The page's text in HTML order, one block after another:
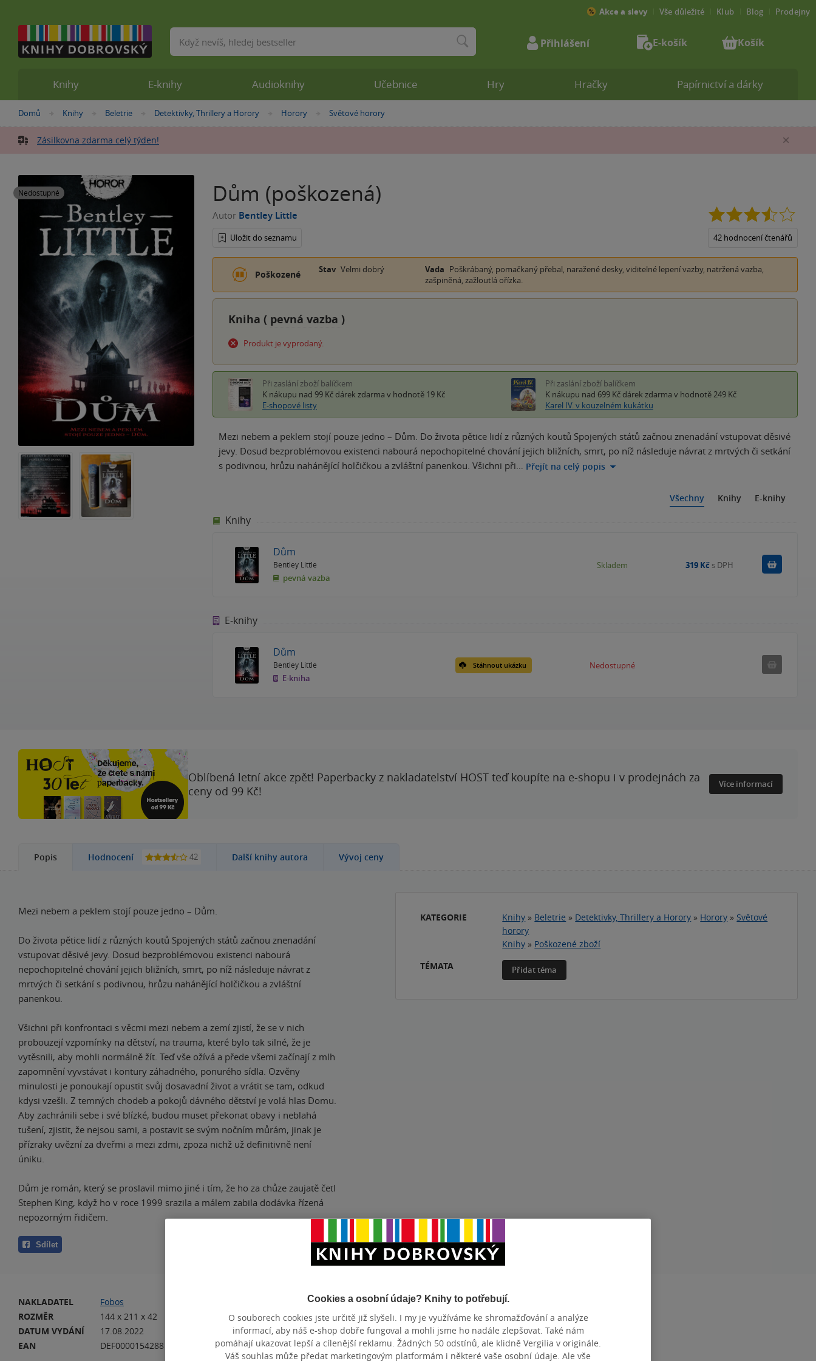
Nacházíte
zde:
Domů »
Knihy »
Beletrie »
Detektivky, Thrillery a Horory »Horory »
Světové horory
Zásilkovna zdarma celý týden!
Nedostupné Dům (poškozená)
Autor Bentley Little
Uložit do seznamu 42 hodnocení čtenářů
Poškozené Stav Velmi dobrý Vada Poškrábaný, pomačkaný přebal, naražené desky, viditelné lepení vazby, natržená vazba,
zašpiněná, zažloutlá ořízka.
Kniha ( pevná vazba )
Produkt je vyprodaný.
Při zaslání zboží balíčkem
K nákupu nad 99 Kč dárek zdarma v hodnotě 19 Kč
E-shopové listy
Při zaslání zboží balíčkem
K nákupu nad 699 Kč dárek zdarma v hodnotě 249 Kč
Karel IV. v kouzelném kukátku
Mezi nebem a peklem stojí pouze jedno – Dům. Do života pětice lidí z různých koutů Spojených států začnou znenadání vstupovat děsivé
jevy. Dosud bezproblémovou existenci nabourá nepochopitelné chování jejich bližních, smrt, po níž následuje návrat z mrtvých či setkání
s podivnou, hrůzu nahánějící holčičkou a zvláštní panenkou. Všichni při… Přejít na celý popis
Všechny Knihy E-knihy
Knihy
Dům
Bentley Little
pevná vazba
Skladem 319 Kč s DPH
E-knihy
Dům
Bentley Little
E-kniha
Stáhnout ukázku Nedostupné Nedostupné
Oblíbená letní akce zpět! Paperbacky z nakladatelství HOST teď koupíte na e-shopu i v prodejnách za
ceny od 99 Kč!
Více informací
Popis Hodnocení 42 Další knihy autora Vývoj ceny
Mezi nebem a peklem stojí pouze jedno – Dům.
Do života pětice lidí z různých koutů Spojených států začnou znenadání
vstupovat děsivé jevy. Dosud bezproblémovou existenci nabourá
nepochopitelné chování jejich bližních, smrt, po níž následuje návrat z
mrtvých či setkání s podivnou, hrůzu nahánějící holčičkou a zvláštní
panenkou.
Všichni při konfrontaci s věcmi mezi nebem a zemí zjistí, že se v nich
probouzejí vzpomínky na dětství, na trauma, které bylo tak silné, že je
vytěsnili, aby mohli normálně žít. Teď vše ožívá a přede všemi začínají z mlh
zapomnění vyvstávat i kontury záhadného, ponurého sídla. Ozvěny
minulosti je ponoukají opustit svůj dosavadní život a vrátit se tam, odkud
kdysi vzešli. Z temných chodeb a pokojů dávného dětství je volá hlas Domu.
Aby zachránili sebe i své blízké, budou muset překonat obavy i neblahá
tušení, zjistit, že nejsou sami, a postavit se svým nočním můrám, jinak je
přízraky uvězní za dveřmi a mezi zdmi, zpoza nichž už definitivně není
úniku.
Dům je román, který se proslavil mimo jiné i tím, že ho za chůze zaujatě četl
Stephen King, když ho v roce 1999 srazila a málem zabila dodávka řízená
nepozorným řidičem.
Sdílet
KATEGORIE Knihy » Beletrie » Detektivky, Thrillery a Horory » Horory » Světové
horory
Knihy » Poškozené zboží
TÉMATA
Přidat téma
NAKLADATEL
Fobos
ROZMĚR
144 x 211 x 42
DATUM VYDÁNÍ
17.08.2022
EAN
DEF0000154288
pevná vazba
HMOTNOST
574 g
JAZYK
čeština
POČET STRAN
VYDÁNÍ
1
ISBN
DEF0000154288
Knihy E-knihy Audioknihy Učebnice Hry Hračky Papírnictví a dárky
Akce a slevy Vše důležité Klub Blog Prodejny
Vyhledávání Přihlášení E-košík Košík
Cookies a osobní údaje? Knihy to potřebují.
O souborech cookies jste určitě již slyšeli. I my je využíváme ke shromažďování a analýze
informací, aby náš e-shop dobře fungoval a mohli jsme ho nadále zlepšovat. Také nám
pomáhají ukazovat lepší a cílenější reklamu. Žádných 50 odstínů, ale klidně Vergilia v originále.
Váš souhlas může předat marketingovým platformám i některé vaše osobní údaje. Ale vše